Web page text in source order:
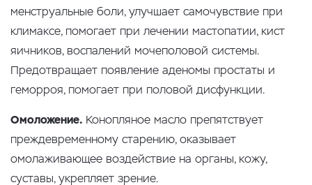
менструальные боли, улучшает самочувствие при
климаксе, помогает при лечении мастопатии, кист
яичников, воспалений мочеполовой системы.
Предотвращает появление аденомы простаты и
геморроя, помогает при половой дисфункции.
Омоложение. Конопляное масло препятствует
преждевременному старению, оказывает
омолаживающее воздействие на органы, кожу,
суставы, укрепляет зрение.